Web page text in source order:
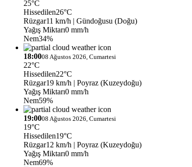
25°C
Hissedilen26°C
Rüzgar11 km/h | Gündoğusu (Doğu)
Yağış Miktarı0 mm/h
Nem34%
18:0008 Ağustos 2026, Cumartesi
22°C
Hissedilen22°C
Rüzgar19 km/h | Poyraz (Kuzeydoğu)
Yağış Miktarı0 mm/h
Nem59%
19:0008 Ağustos 2026, Cumartesi
19°C
Hissedilen19°C
Rüzgar12 km/h | Poyraz (Kuzeydoğu)
Yağış Miktarı0 mm/h
Nem69%